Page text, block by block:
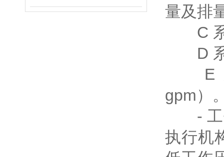
量及排
C 系
D 系
E 系
gpm）
- 工作
执行机